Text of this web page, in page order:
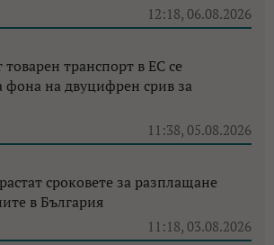
12:18, 06.08.2026
транспорт в ЕС се
фона на двуцифрен срив за
11:38, 05.08.2026
сроковете за разплащане
в България
11:18, 03.08.2026